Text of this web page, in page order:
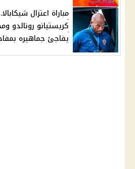
مباراة اعتزال
كريستيانو رونالدو
يفاجئ جماهيره